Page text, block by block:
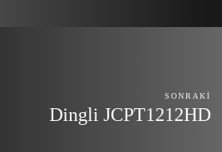
SONRAKI
Dingli JCPT1212HD